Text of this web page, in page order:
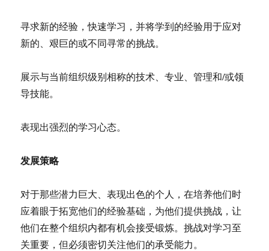
寻求新的经验，快速学习，并将学到的经验用于应对
新的、艰巨的或不同寻常的挑战。
展示与当前组织级别相称的技术、专业、管理和/或领
导技能。
表现出强烈的学习心态。
发展策略
对于那些潜力巨大、表现出色的个人，在培养他们时
应着眼于拓宽他们的经验基础，为他们提供挑战，让
他们在整个组织内都有机会接受锻炼。挑战对学习至
关重要，但必须密切关注他们的承受能力。